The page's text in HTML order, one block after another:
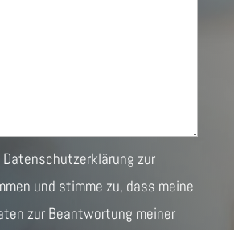
Datenschutzerklärung zur
und stimme zu, dass meine
zur Beantwortung meiner